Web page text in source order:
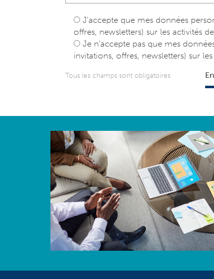
J'accepte que mes données
offres, newsletters) sur les activités de
Je n'accepte pas que mes
invitations, offres, newsletters) sur
Tous les champs sont obligatoires